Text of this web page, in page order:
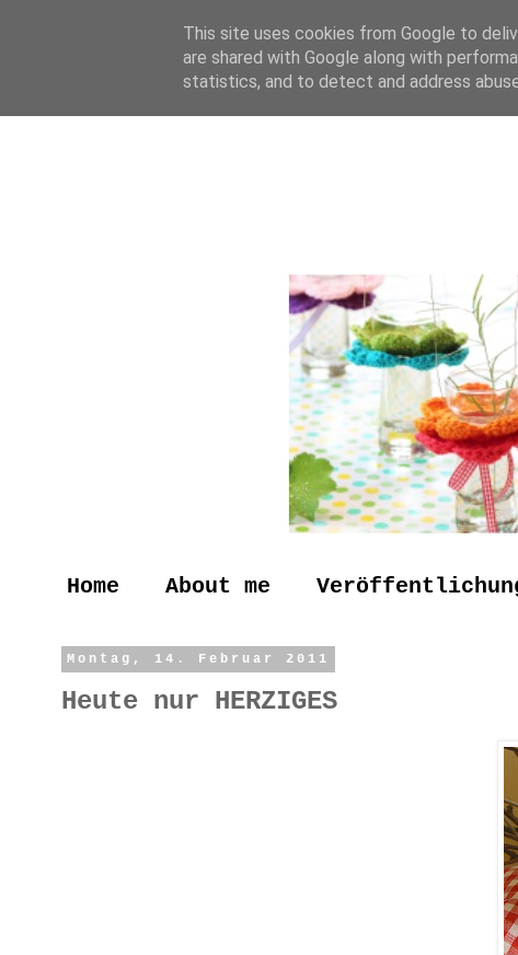
Home About me
Montag, 14. Februar 2011
Heute nur HERZIGES
This site uses cookies from Google to
are shared with Google along with
statistics, and to detect and address